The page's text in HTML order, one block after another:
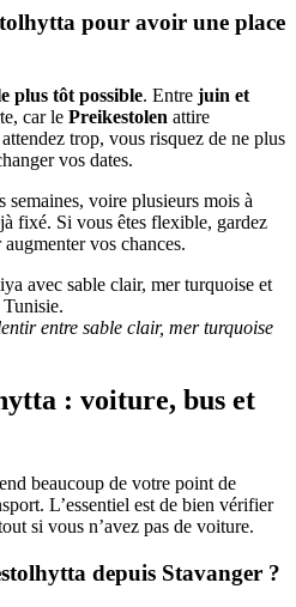
pour avoir une place
plus tôt possible. Entre juin et
car le Preikestolen attire
trop, vous risquez de ne plus
vos dates.
semaines, voire plusieurs mois à
fixé. Si vous êtes flexible, gardez
vos chances.
entre sable clair, mer turquoise
: voiture, bus et
beaucoup de votre point de
L’essentiel est de bien vérifier
si vous n’avez pas de voiture.
depuis Stavanger ?